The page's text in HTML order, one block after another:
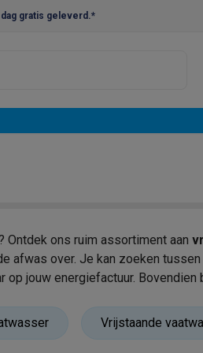
gratis geleverd.*
Wijnkoelkasten
Yoghurtmachines
Accessoires
Ontdek ons ruim assortiment aan
afwas over. Je kan zoeken
op jouw energiefactuur.
Vrijstaande